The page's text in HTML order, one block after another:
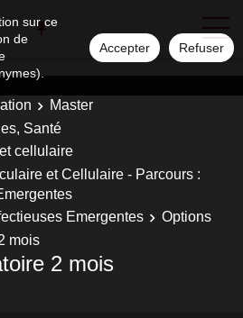
sur ce
de
Accepter Refuser
Master
Santé
cellulaire
et Cellulaire - Parcours :
Emergentes
Options
mois
2 mois